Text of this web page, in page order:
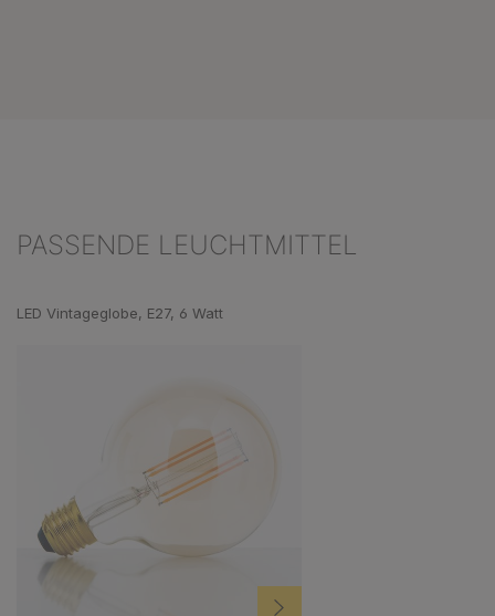
PASSENDE LEUCHTMITTEL
LED Vintageglobe, E27, 6 Watt